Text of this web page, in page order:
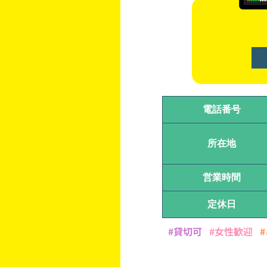
電話番号
所在地
営業時間
定休日
#貸切可 #女性歓迎